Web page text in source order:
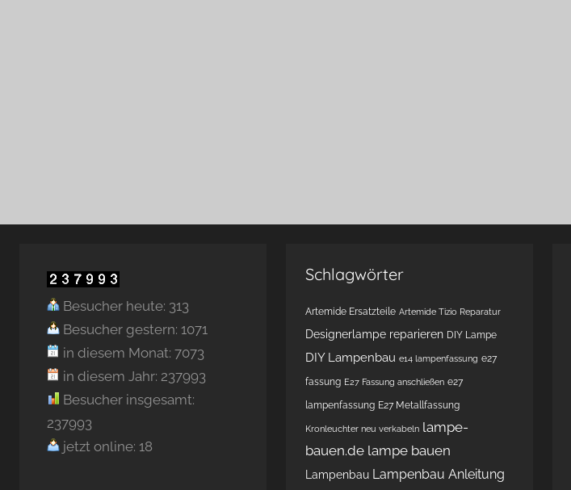
Besucher heute: 313
Besucher gestern: 1071
in diesem Monat: 7073
in diesem Jahr: 237993
Besucher insgesamt:
237993
jetzt online: 18
Schlagwörter
Artemide Ersatzteile Artemide Tizio Reparatur
Designerlampe reparieren DIY Lampe
DIY Lampenbau e14 lampenfassung e27
fassung E27 Fassung anschließen e27
lampenfassung E27 Metallfassung
Kronleuchter neu verkabeln lampe-
bauen.de lampe bauen
Lampenbau Lampenbau Anleitung